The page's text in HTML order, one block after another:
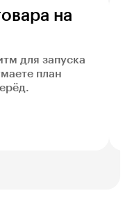
на
для запуска
план